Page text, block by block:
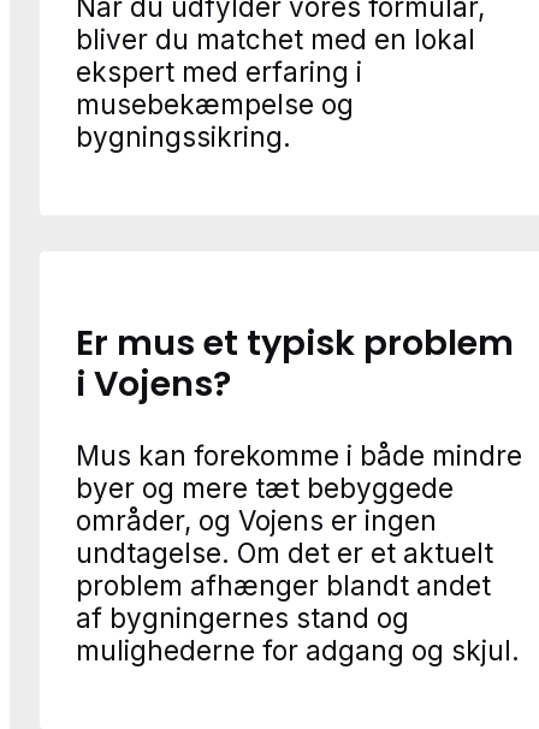
Når du udfylder vores formular,
bliver du matchet med en lokal
ekspert med erfaring i
musebekæmpelse og
bygningssikring.
Er mus et typisk problem
i Vojens?
Mus kan forekomme i både mindre
byer og mere tæt bebyggede
områder, og Vojens er ingen
undtagelse. Om det er et aktuelt
problem afhænger blandt andet
af bygningernes stand og
mulighederne for adgang og skjul.